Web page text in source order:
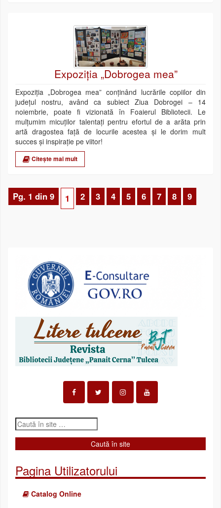
Expoziția „Dobrogea mea”
Expoziția „Dobrogea mea” conținând lucrările copiilor din
județul nostru, având ca subiect Ziua Dobrogei – 14
noiembrie, poate fi vizionată în Foaierul Bibliotecii. Le
mulțumim micuților talentați pentru efortul de a arăta prin
artă dragostea față de locurile acestea și le dorim mult
succes și inspirație pe viitor!
Citește mai mult
Pg. 1 din 9 1 2 3 4 5 6 7 8 9
Pagina Utilizatorului
Catalog Online